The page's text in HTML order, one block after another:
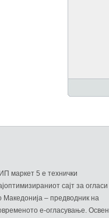
маркет 5 е технички
сајт за огласи
Македонија – предводник на
е-огласување. Освен